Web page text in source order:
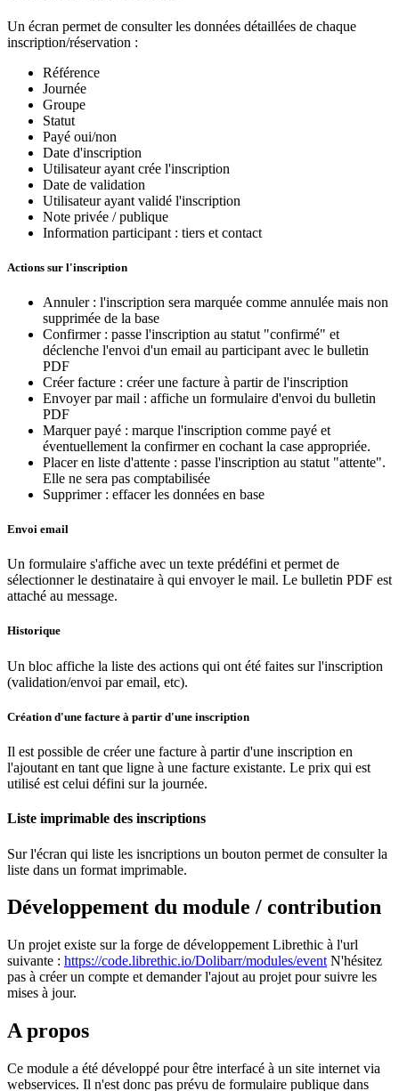
Un écran permet de consulter les données détaillées de chaque
inscription/réservation :
Référence
Journée
Groupe
Statut
Payé oui/non
Date d'inscription
Utilisateur ayant crée l'inscription
Date de validation
Utilisateur ayant validé l'inscription
Note privée / publique
Information participant : tiers et contact
Actions sur l'inscription
Annuler : l'inscription sera marquée comme annulée mais non
supprimée de la base
Confirmer : passe l'inscription au statut "confirmé" et
déclenche l'envoi d'un email au participant avec le bulletin
PDF
Créer facture : créer une facture à partir de l'inscription
Envoyer par mail : affiche un formulaire d'envoi du bulletin
PDF
Marquer payé : marque l'inscription comme payé et
éventuellement la confirmer en cochant la case appropriée.
Placer en liste d'attente : passe l'inscription au statut "attente".
Elle ne sera pas comptabilisée
Supprimer : effacer les données en base
Envoi email
Un formulaire s'affiche avec un texte prédéfini et permet de
sélectionner le destinataire à qui envoyer le mail. Le bulletin PDF est
attaché au message.
Historique
Un bloc affiche la liste des actions qui ont été faites sur l'inscription
(validation/envoi par email, etc).
Création d'une facture à partir d'une inscription
Il est possible de créer une facture à partir d'une inscription en
l'ajoutant en tant que ligne à une facture existante. Le prix qui est
utilisé est celui défini sur la journée.
Liste imprimable des inscriptions
Sur l'écran qui liste les isncriptions un bouton permet de consulter la
liste dans un format imprimable.
Développement du module / contribution
Un projet existe sur la forge de développement Librethic à l'url
suivante : https://code.librethic.io/Dolibarr/modules/event N'hésitez
pas à créer un compte et demander l'ajout au projet pour suivre les
mises à jour.
A propos
Ce module a été développé pour être interfacé à un site internet via
webservices. Il n'est donc pas prévu de formulaire publique dans